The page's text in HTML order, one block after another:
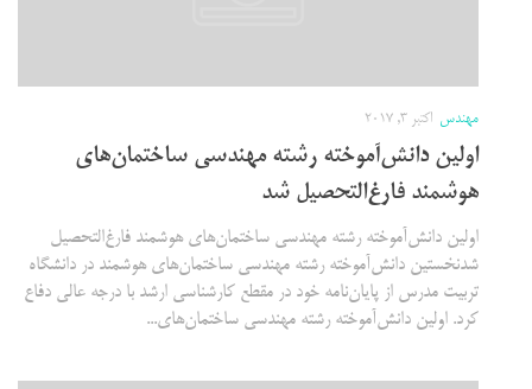
مهندس اکتبر 3, 2017
اولین دانش‌آموخته رشته مهندسی ساختمان‌های
هوشمند فارغ‌التحصیل شد
اولین دانش‌آموخته رشته مهندسی ساختمان‌های هوشمند فارغ‌التحصیل
شدنخستین دانش‌آموخته رشته مهندسی ساختمان‌های هوشمند در دانشگاه
تربیت مدرس از پایان‌نامه خود در مقطع کارشناسی ارشد با درجه عالی دفاع
کرد. اولین دانش‌آموخته رشته مهندسی ساختمان‌های...